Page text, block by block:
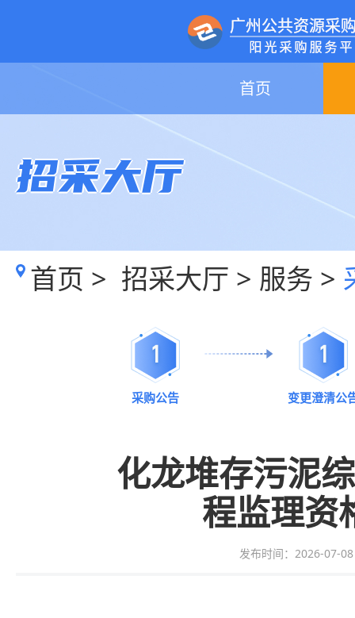
首页
招采大厅
首页 > 招采大厅 > 服务 >
1
采购公告
1
变更澄清公
化龙堆存污泥
程监理资
发布时间：2026-07-